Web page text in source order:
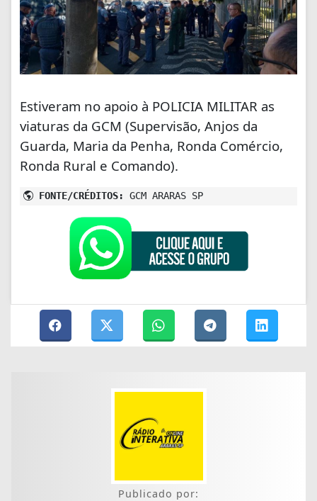
Estiveram no apoio à POLICIA MILITAR as
viaturas da GCM (Supervisão, Anjos da
Guarda, Maria da Penha, Ronda Comércio,
Ronda Rural e Comando).
FONTE/CRÉDITOS: GCM ARARAS SP
Publicado por: